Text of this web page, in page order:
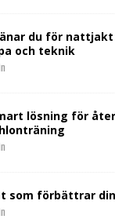
du för
och teknik
lösning för
som förbättrar